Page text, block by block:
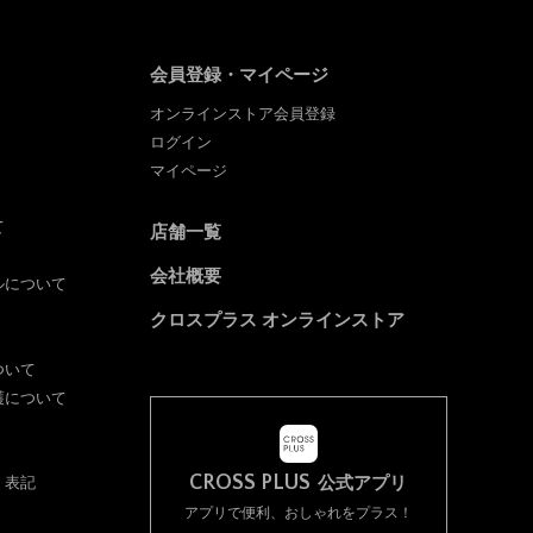
について
いて
について
表記
会員登録・マイページ
オンラインストア会員登録
ログイン
マイページ
店舗一覧
会社概要
クロスプラス オンラインストア
CROSS PLUS 公式アプリ
アプリで便利、おしゃれをプラス！